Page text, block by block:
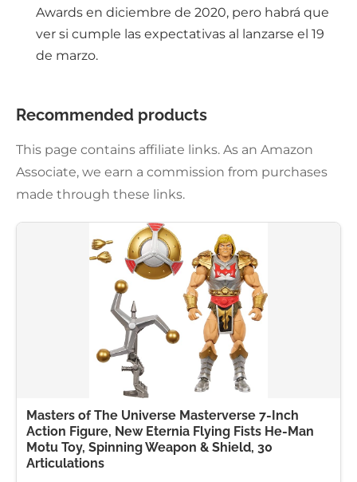
Awards en diciembre de 2020, pero habrá que
ver si cumple las expectativas al lanzarse el 19
de marzo.
Recommended products
This page contains affiliate links. As an Amazon
Associate, we earn a commission from purchases
made through these links.
Masters of The Universe Masterverse 7-Inch
Action Figure, New Eternia Flying Fists He-Man
Motu Toy, Spinning Weapon & Shield, 30
Articulations